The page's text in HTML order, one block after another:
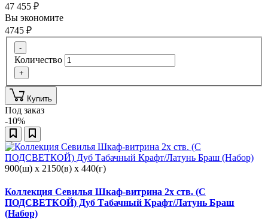
47 455 ₽
Вы экономите
4745 ₽
-
Количество
+
Купить
Под заказ
-10%
900(ш) x 2150(в) x 440(г)
Коллекция Севилья Шкаф-витрина 2х ств. (С
ПОДСВЕТКОЙ) Дуб Табачный Крафт/Латунь Браш
(Набор)